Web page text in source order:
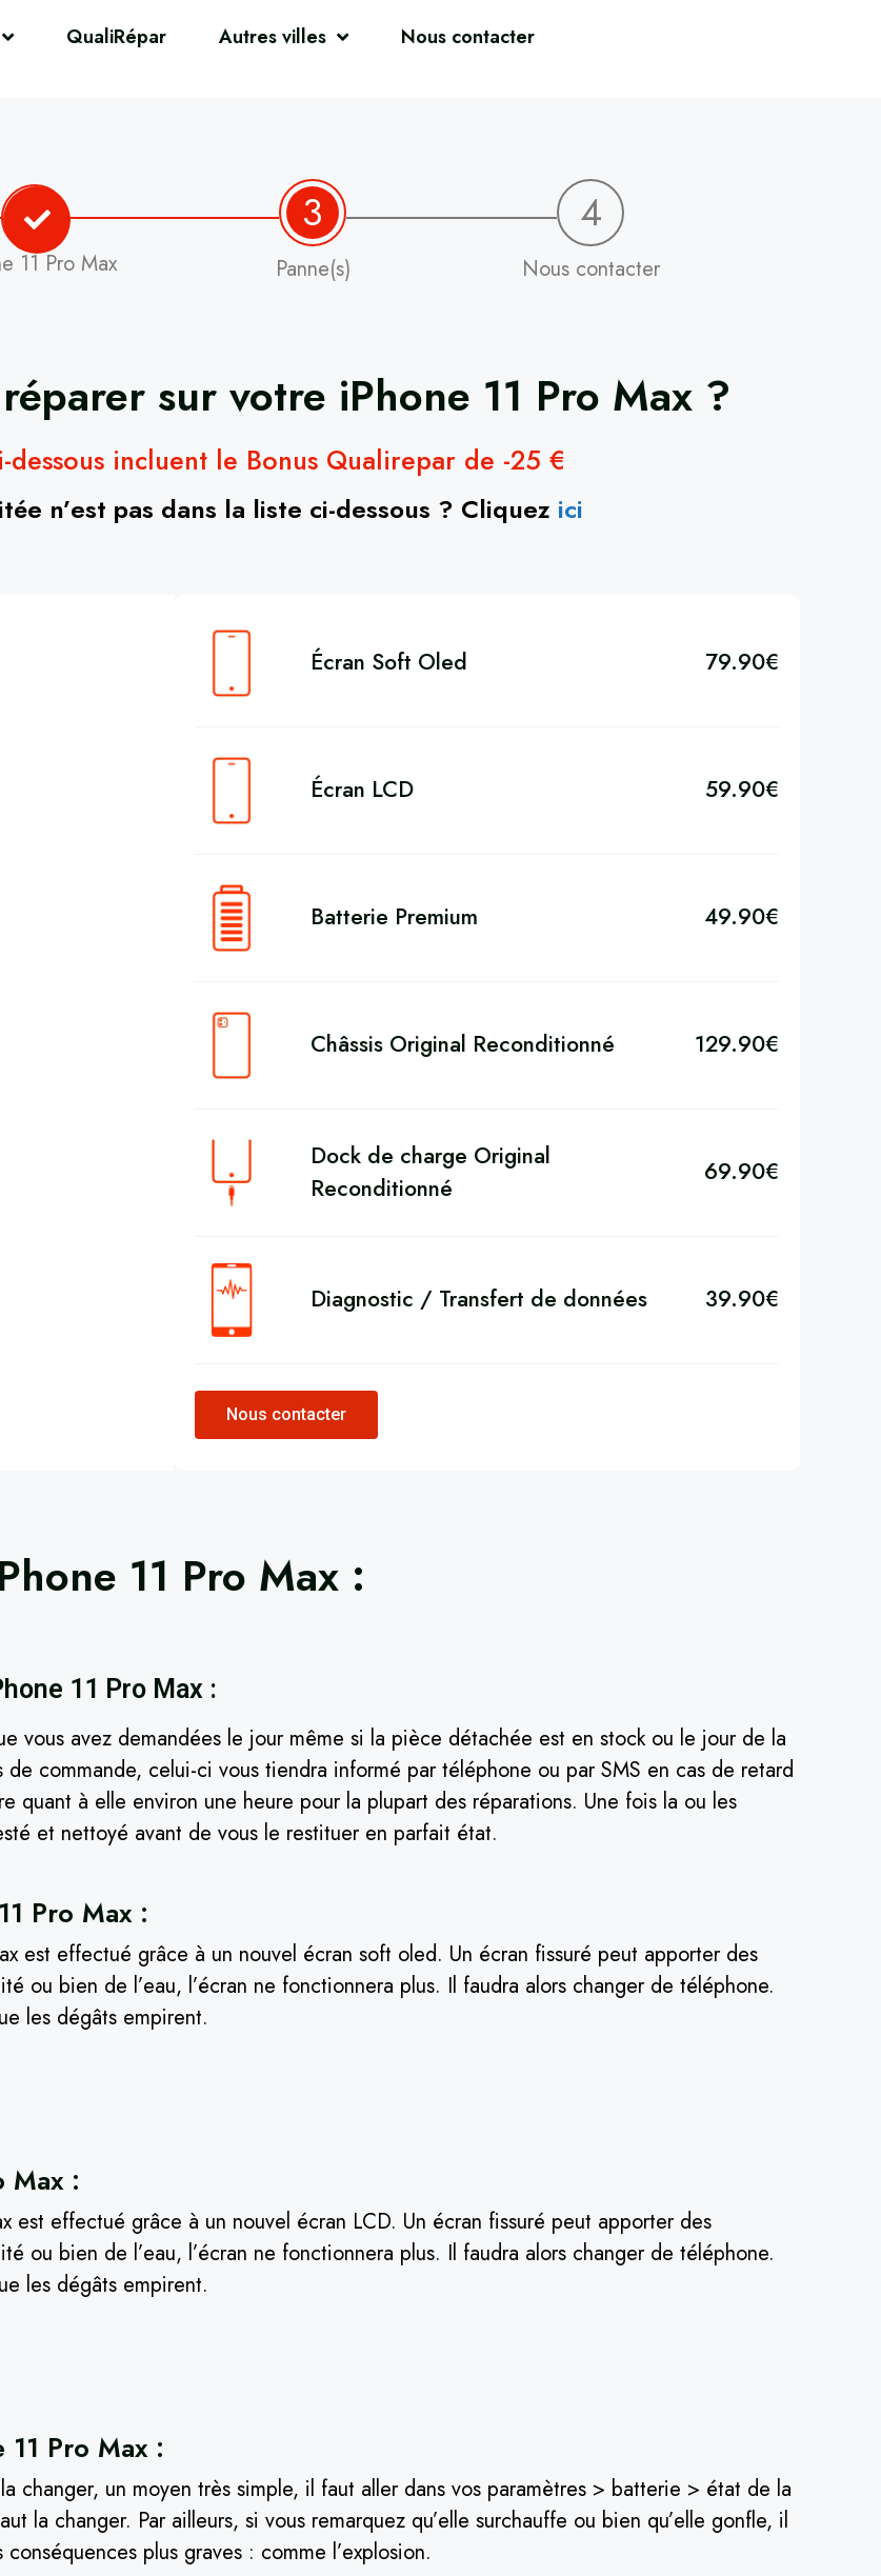
QualiRépar Autres villes Nous contacter
11 Pro Max
3
Panne(s)
4
Nous contacter
sur votre iPhone 11 Pro Max ?
dessous incluent le Bonus Qualirepar de -25 €
n’est pas dans la liste ci-dessous ? Cliquez ici
Écran Soft Oled 79.90€
Écran LCD 59.90€
Batterie Premium 49.90€
Châssis Original Reconditionné 129.90€
Dock de charge Original
Reconditionné
69.90€
Diagnostic / Transfert de données 39.90€
Nous contacter
11 Pro Max ​ :
11 Pro Max :
vous avez demandées le jour même si la pièce détachée est en stock ou le jour de la
commande, celui-ci vous tiendra informé par téléphone ou par SMS en cas de retard
quant à elle environ une heure pour la plupart des réparations. Une fois la ou les
et nettoyé avant de vous le restituer en parfait état.
Pro Max :
est effectué grâce à un nouvel écran soft oled. Un écran fissuré peut apporter des
ou bien de l’eau, l’écran ne fonctionnera plus. Il faudra alors changer de téléphone.
les dégâts empirent.
Max :
est effectué grâce à un nouvel écran LCD. Un écran fissuré peut apporter des
ou bien de l’eau, l’écran ne fonctionnera plus. Il faudra alors changer de téléphone.
les dégâts empirent.
Pro Max :
changer, un moyen très simple, il faut aller dans vos paramètres > batterie > état de la
la changer. Par ailleurs, si vous remarquez qu’elle surchauffe ou bien qu’elle gonfle, il
plus graves : comme l’explosion.